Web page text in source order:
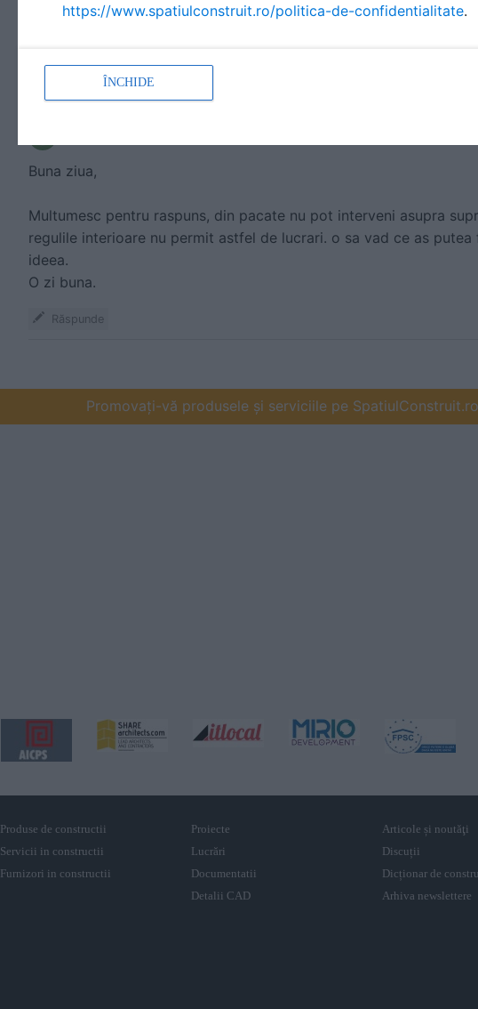
Buna ziua,
Multumesc pentru raspuns, din pacate nu pot interveni asupra
regulile interioare nu permit astfel de lucrari. o sa vad ce as
ideea.
O zi buna.
Răspunde
Promovați-vă produsele și serviciile pe
Produse de constructii
Servicii in constructii
Furnizori in constructii
Proiecte
Lucrări
Documentatii
Detalii CAD
Articole și noutăţi
Discuții
Dicționar de
Arhiva newslettere
https://www.spatiulconstruit.ro/politica-de-confidentialitate.
ÎNCHIDE